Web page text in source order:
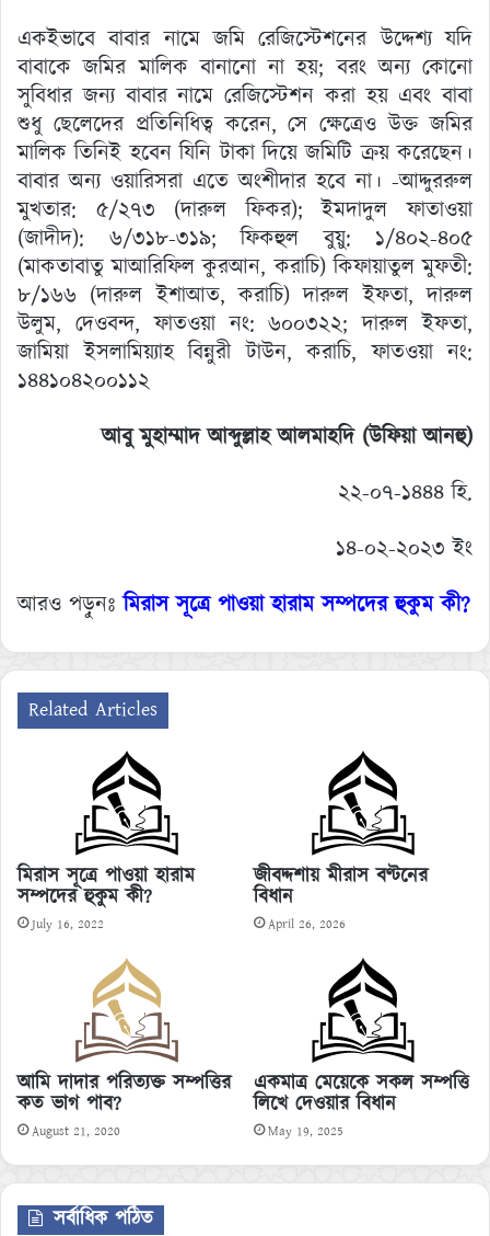
একইভাবে বাবার নামে জমি রেজিস্টেশনের উদ্দেশ্য যদি
বাবাকে জমির মালিক বানানো না হয়; বরং অন্য কোনো
সুবিধার জন্য বাবার নামে রেজিস্টেশন করা হয় এবং বাবা
শুধু ছেলেদের প্রতিনিধিত্ব করেন, সে ক্ষেত্রেও উক্ত জমির
মালিক তিনিই হবেন যিনি টাকা দিয়ে জমিটি ক্রয় করেছেন।
বাবার অন্য ওয়ারিসরা এতে অংশীদার হবে না। -আদ্দুররুল
মুখতার: ৫/২৭৩ (দারুল ফিকর); ইমদাদুল ফাতাওয়া
(জাদীদ): ৬/৩১৮-৩১৯; ফিকহুল বুয়ু: ১/৪০২-৪০৫
(মাকতাবাতু মাআরিফিল কুরআন, করাচি) কিফায়াতুল মুফতী:
৮/১৬৬ (দারুল ইশাআত, করাচি) দারুল ইফতা, দারুল
উলুম, দেওবন্দ, ফাতওয়া নং: ৬০০৩২২; দারুল ইফতা,
জামিয়া ইসলামিয়্যাহ বিন্নুরী টাউন, করাচি, ফাতওয়া নং:
১৪৪১০৪২০০১১২
আবু মুহাম্মাদ আব্দুল্লাহ আলমাহদি (উফিয়া আনহু)
২২-০৭-১৪৪৪ হি.
১৪-০২-২০২৩ ইং
আরও পড়ুনঃ মিরাস সূত্রে পাওয়া হারাম সম্পদের হুকুম কী?
Related Articles
মিরাস সূত্রে পাওয়া হারাম
সম্পদের হুকুম কী?
July 16, 2022
জীবদ্দশায় মীরাস বণ্টনের
বিধান
April 26, 2026
আমি দাদার পরিত্যক্ত সম্পত্তির
কত ভাগ পাব?
August 21, 2020
একমাত্র মেয়েকে সকল সম্পত্তি
লিখে দেওয়ার বিধান
May 19, 2025
সর্বাধিক পঠিত